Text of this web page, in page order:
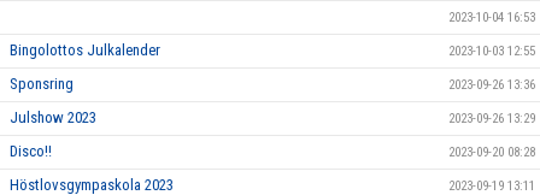
2023-10-04 16:53
Bingolottos Julkalender 2023-10-03 12:55
Sponsring 2023-09-26 13:36
Julshow 2023 2023-09-26 13:29
Disco!! 2023-09-20 08:28
Höstlovsgympaskola 2023 2023-09-19 13:11